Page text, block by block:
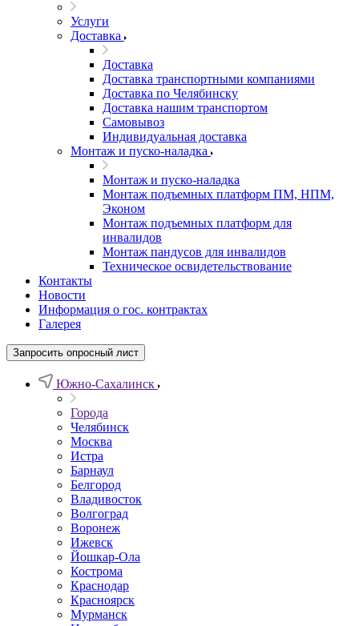
Услуги
Доставка
Доставка
Доставка транспортными компаниями
Доставка по Челябинску
Доставка нашим транспортом
Самовывоз
Индивидуальная доставка
Монтаж и пуско-наладка
Монтаж и пуско-наладка
Монтаж подъемных платформ ПМ, НПМ,
Эконом
Монтаж подъемных платформ для
инвалидов
Монтаж пандусов для инвалидов
Техническое освидетельствование
Контакты
Новости
Информация о гос. контрактах
Галерея
Запросить опросный лист
Южно-Сахалинск
Города
Челябинск
Москва
Истра
Барнаул
Белгород
Владивосток
Волгоград
Воронеж
Ижевск
Йошкар-Ола
Кострома
Краснодар
Красноярск
Мурманск